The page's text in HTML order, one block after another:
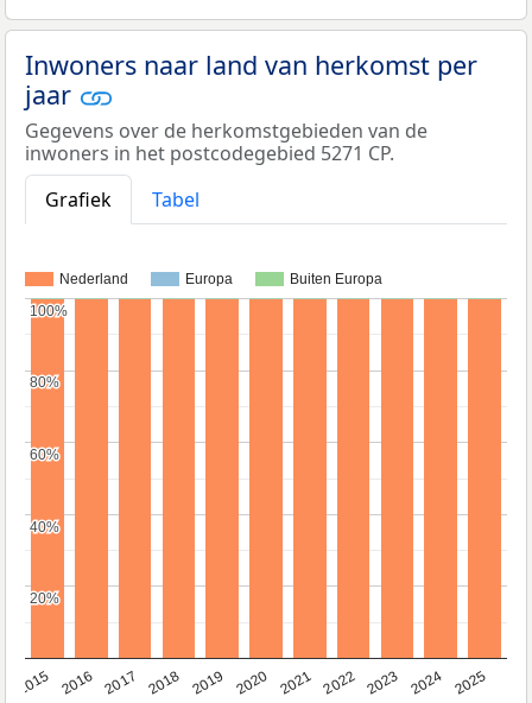
Inwoners naar land van herkomst per
jaar
Gegevens over de herkomstgebieden van de
inwoners in het postcodegebied 5271 CP.
Grafiek
Tabel
Nederland Europa Buiten Europa
2015 2016 2017 2018 2019 2020 2021 2022 2023 2024 2025
20%
20%
40%
40%
60%
60%
80%
80%
100%
100%